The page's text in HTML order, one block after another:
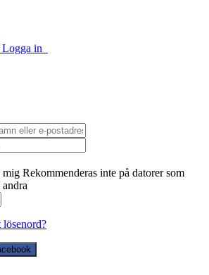
Logga in
mig Rekommenderas inte på datorer som
andra